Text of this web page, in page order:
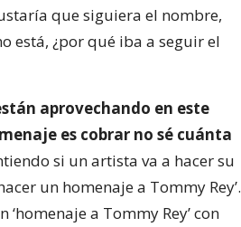
que siguiera el nombre,
está, ¿por qué iba a seguir el
aprovechando en este
es cobrar no sé cuánta
si un artista va a hacer su
un homenaje a Tommy Rey’.
a Tommy Rey’ con